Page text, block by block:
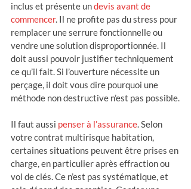
inclus et présente un devis avant de
commencer. Il ne profite pas du stress pour
remplacer une serrure fonctionnelle ou
vendre une solution disproportionnée. Il
doit aussi pouvoir justifier techniquement
ce qu’il fait. Si l’ouverture nécessite un
perçage, il doit vous dire pourquoi une
méthode non destructive n’est pas possible.
Il faut aussi penser à l’assurance. Selon
votre contrat multirisque habitation,
certaines situations peuvent être prises en
charge, en particulier après effraction ou
vol de clés. Ce n’est pas systématique, et